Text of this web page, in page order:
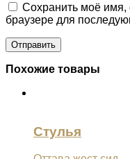
Сохранить моё имя,
браузере для
Похожие товары
Стулья